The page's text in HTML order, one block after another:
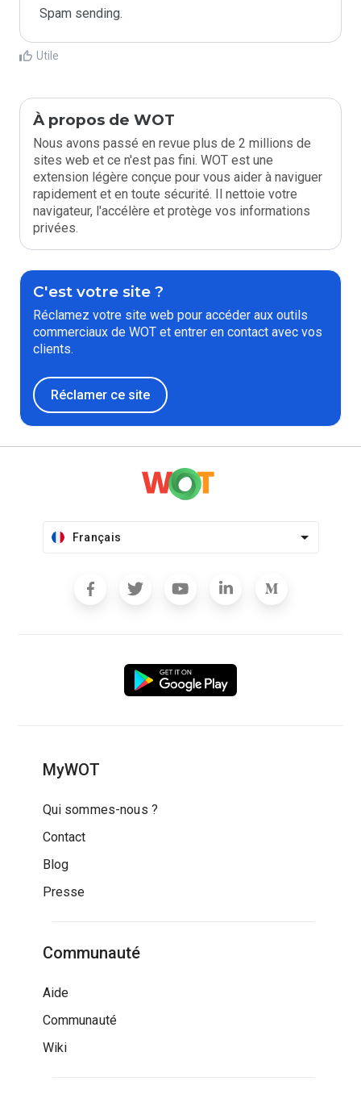
Spam sending.
Utile
À propos de WOT
Nous avons passé en revue plus de 2 millions de
sites web et ce n'est pas fini. WOT est une
extension légère conçue pour vous aider à naviguer
rapidement et en toute sécurité. Il nettoie votre
navigateur, l'accélère et protège vos informations
privées.
C'est votre site ?
Réclamez votre site web pour accéder aux outils
commerciaux de WOT et entrer en contact avec vos
clients.
Réclamer ce site
Français
MyWOT
Qui sommes-nous ?
Contact
Blog
Presse
Communauté
Aide
Communauté
Wiki